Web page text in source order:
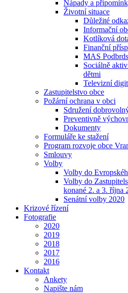
Nápady a
Životní situace
Důležité
Informační
Kotlíková
Finanční
MAS
Sociálně
dětmi
Televizní
Zastupitelstvo obce
Požární ochrana v obci
Sdružení
Preventivně
Dokumenty
Formuláře ke stažení
Program rozvoje obce
Smlouvy
Volby
Volby do
Volby do
konané 2. a 3. října
Senátní volby 2020
Krizové řízení
Fotografie
2020
2019
2018
2017
2016
Kontakt
Ankety
Napište nám